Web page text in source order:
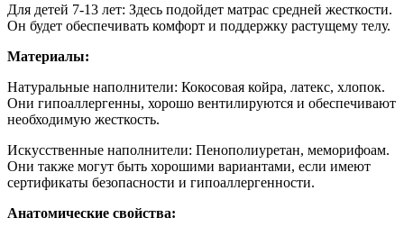
Для детей 7-13 лет: Здесь подойдет матрас средней жесткости.
Он будет обеспечивать комфорт и поддержку растущему телу.
Материалы:
Натуральные наполнители: Кокосовая койра, латекс, хлопок.
Они гипоаллергенны, хорошо вентилируются и обеспечивают
необходимую жесткость.
Искусственные наполнители: Пенополиуретан, меморифоам.
Они также могут быть хорошими вариантами, если имеют
сертификаты безопасности и гипоаллергенности.
Анатомические свойства: